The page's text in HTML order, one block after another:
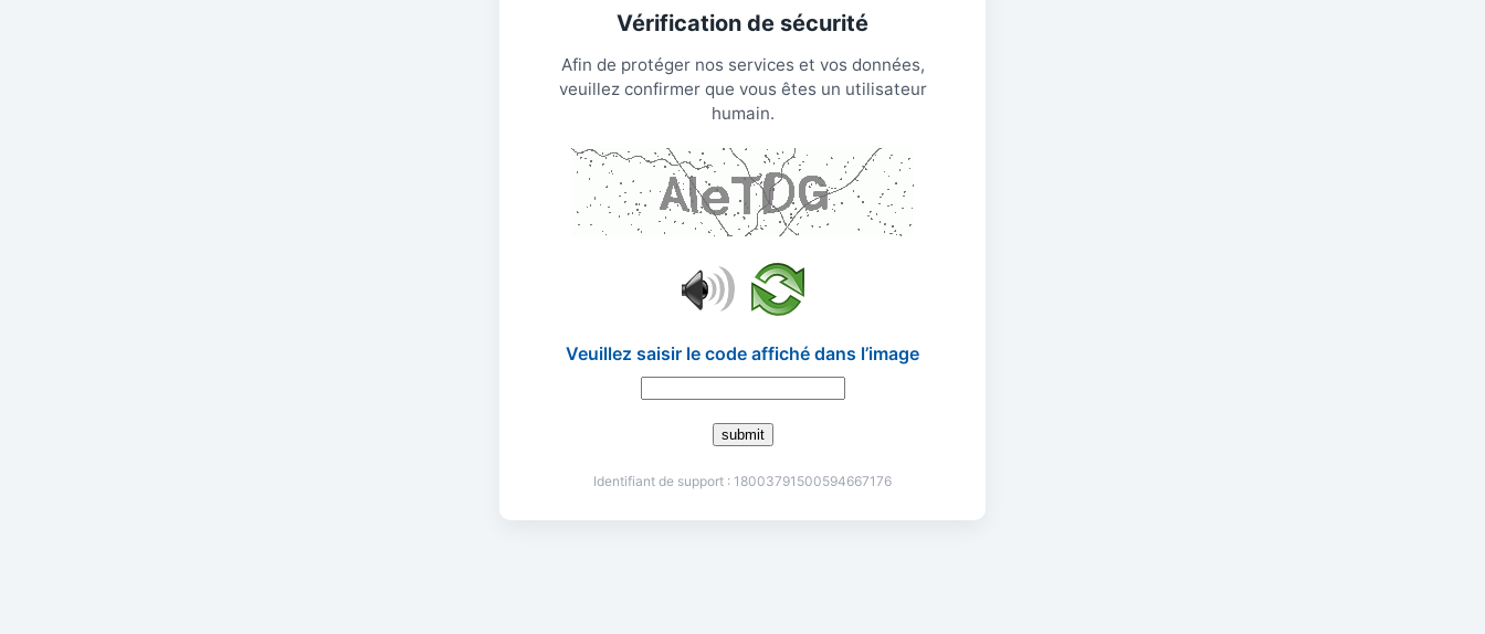
Vérification de sécurité
Afin de protéger nos services et vos données,
veuillez confirmer que vous êtes un utilisateur
humain.
Veuillez saisir le code affiché dans l’image
submit
Identifiant de support : 18003791500594667176